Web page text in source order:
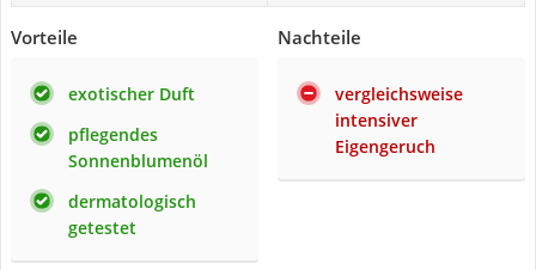
Vorteile
exotischer Duft
pflegendes
Sonnenblumenöl
dermatologisch
getestet
Nachteile
vergleichsweise
intensiver
Eigengeruch